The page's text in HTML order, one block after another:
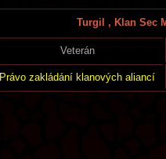
Turgil , Klan Sec
Veterán
Právo zakládání klanových aliancí